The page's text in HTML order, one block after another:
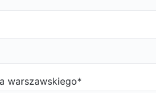
warszawskiego*